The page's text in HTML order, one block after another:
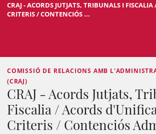
CRAJ - ACORDS JUTJATS, TRIBUNALS I
CRITERIS / CONTENCIÓS ...
COMISSIÓ DE RELACIONS AMB
(CRAJ)
CRAJ - Acords Jutjats,
Fiscalia / Acords
Criteris / Contenciós